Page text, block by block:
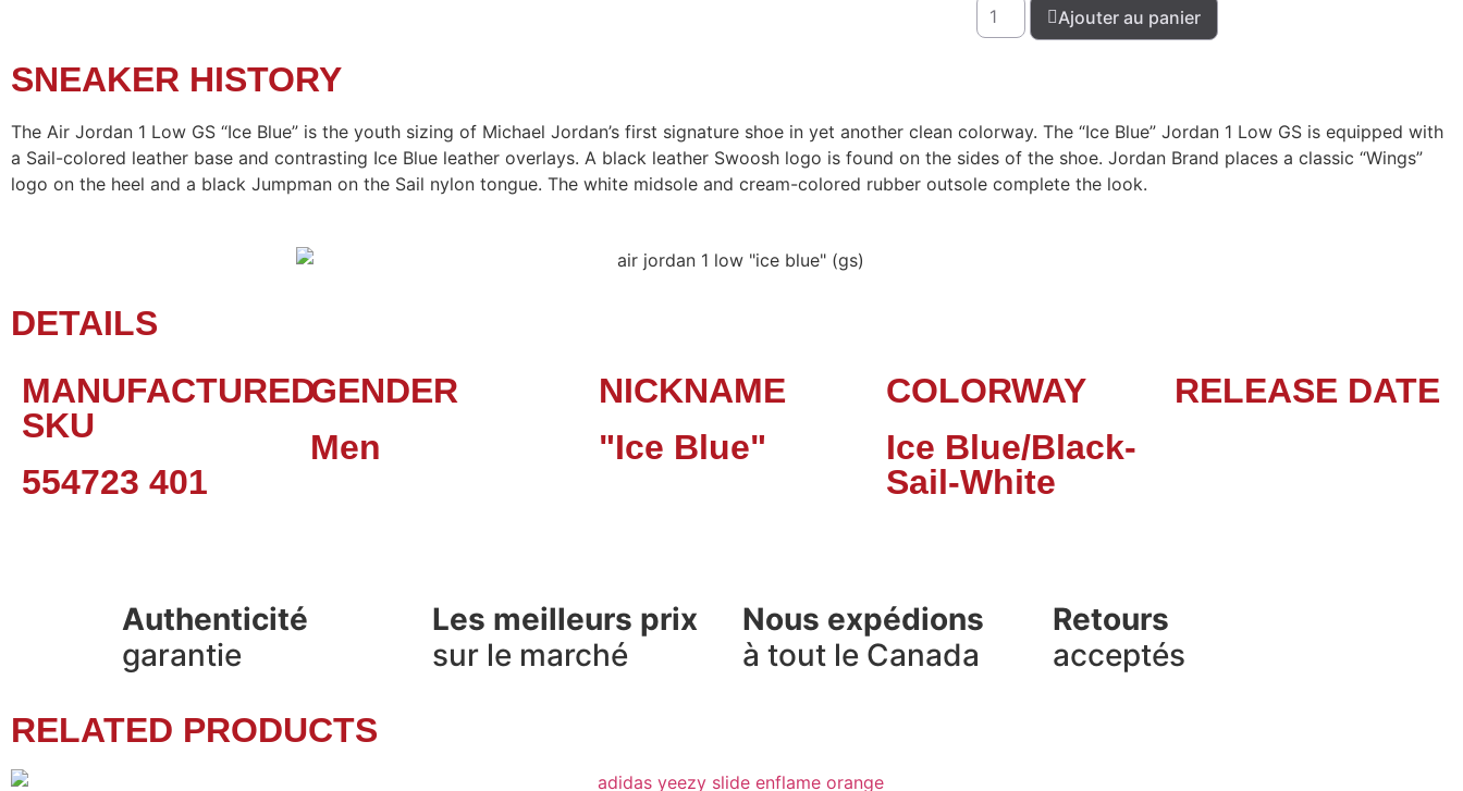
Ajouter au panier
SNEAKER HISTORY
The Air Jordan 1 Low GS “Ice Blue” is the youth sizing of Michael Jordan’s first signature shoe in yet another clean colorway. The “Ice Blue” Jordan 1 Low GS is equipped with
a Sail-colored leather base and contrasting Ice Blue leather overlays. A black leather Swoosh logo is found on the sides of the shoe. Jordan Brand places a classic “Wings”
logo on the heel and a black Jumpman on the Sail nylon tongue. The white midsole and cream-colored rubber outsole complete the look.
DETAILS
MANUFACTURED
SKU
554723 401
GENDER
Men
NICKNAME
"Ice Blue"
COLORWAY
Ice Blue/Black-
Sail-White
RELEASE DATE
Authenticité
garantie
Les meilleurs prix
sur le marché
Nous expédions
à tout le Canada
Retours
acceptés
RELATED PRODUCTS